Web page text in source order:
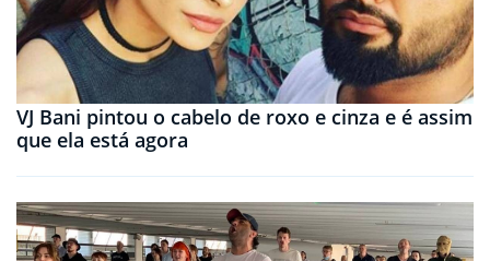
VJ Bani pintou o cabelo de roxo e cinza e é assim
que ela está agora